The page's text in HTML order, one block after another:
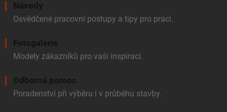
Návody
Osvědčené pracovní postupy a tipy pro práci.
Fotogalerie
Modely zákazníků pro vaši inspiraci.
Odborná pomoc
Poradenství při výběru i v průběhu stavby.